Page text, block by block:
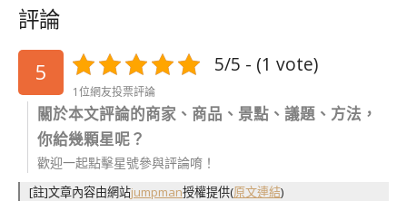
評論
5
5/5 - (1 vote)
1位網友投票評論
關於本文評論的商家、商品、景點、議題、方法，
你給幾顆星呢？
歡迎一起點擊星號參與評論唷！
[註]文章內容由網站jumpman授權提供(原文連結)